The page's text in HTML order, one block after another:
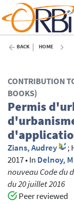
BACK HOME
CONTRIBUTION
BOOKS)
Permis
Zians, Audrey ;
2017•In Delnoy,
nouveau Code du
du 20 juillet 2016
Peer reviewed